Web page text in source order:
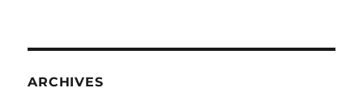
ARCHIVES